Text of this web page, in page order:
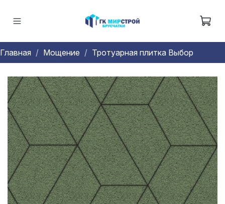
Главная Мощение Тротуарная плитка Выбор